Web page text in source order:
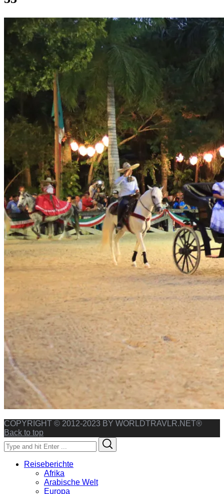
COPYRIGHT © 2012-2023 BY WORLDTRAVLR.NET®
Back to top
Search
for:
Reiseberichte
Afrika
Arabische Welt
Europa